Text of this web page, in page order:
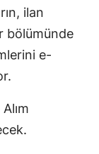
ilan
bölümünde
e-